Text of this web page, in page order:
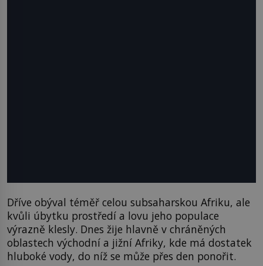
Dříve obýval téměř celou subsaharskou Afriku, ale
kvůli úbytku prostředí a lovu jeho populace
výrazně klesly. Dnes žije hlavně v chráněných
oblastech východní a jižní Afriky, kde má dostatek
hluboké vody, do níž se může přes den ponořit.